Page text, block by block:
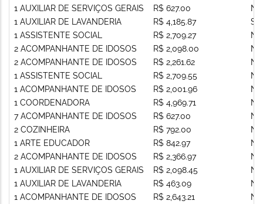
1 AUXILIAR DE SERVIÇOS GERAIS
1 AUXILIAR DE LAVANDERIA
1 ASSISTENTE SOCIAL
2 ACOMPANHANTE DE IDOSOS
2 ACOMPANHANTE DE IDOSOS
1 ASSISTENTE SOCIAL
1 ACOMPANHANTE DE IDOSOS
1 COORDENADORA
7 ACOMPANHANTE DE IDOSOS
2 COZINHEIRA
1 ARTE EDUCADOR
2 ACOMPANHANTE DE IDOSOS
1 AUXILIAR DE SERVIÇOS GERAIS
1 AUXILIAR DE LAVANDERIA
1 ACOMPANHANTE DE IDOSOS
R$ 627.00
R$ 4,185.87
R$ 2,709.27
R$ 2,098.00
R$ 2,261.62
R$ 2,709.55
R$ 2,001.96
R$ 4,969.71
R$ 627.00
R$ 792.00
R$ 842.97
R$ 2,366.97
R$ 2,098.45
R$ 463.09
R$ 2,643.21